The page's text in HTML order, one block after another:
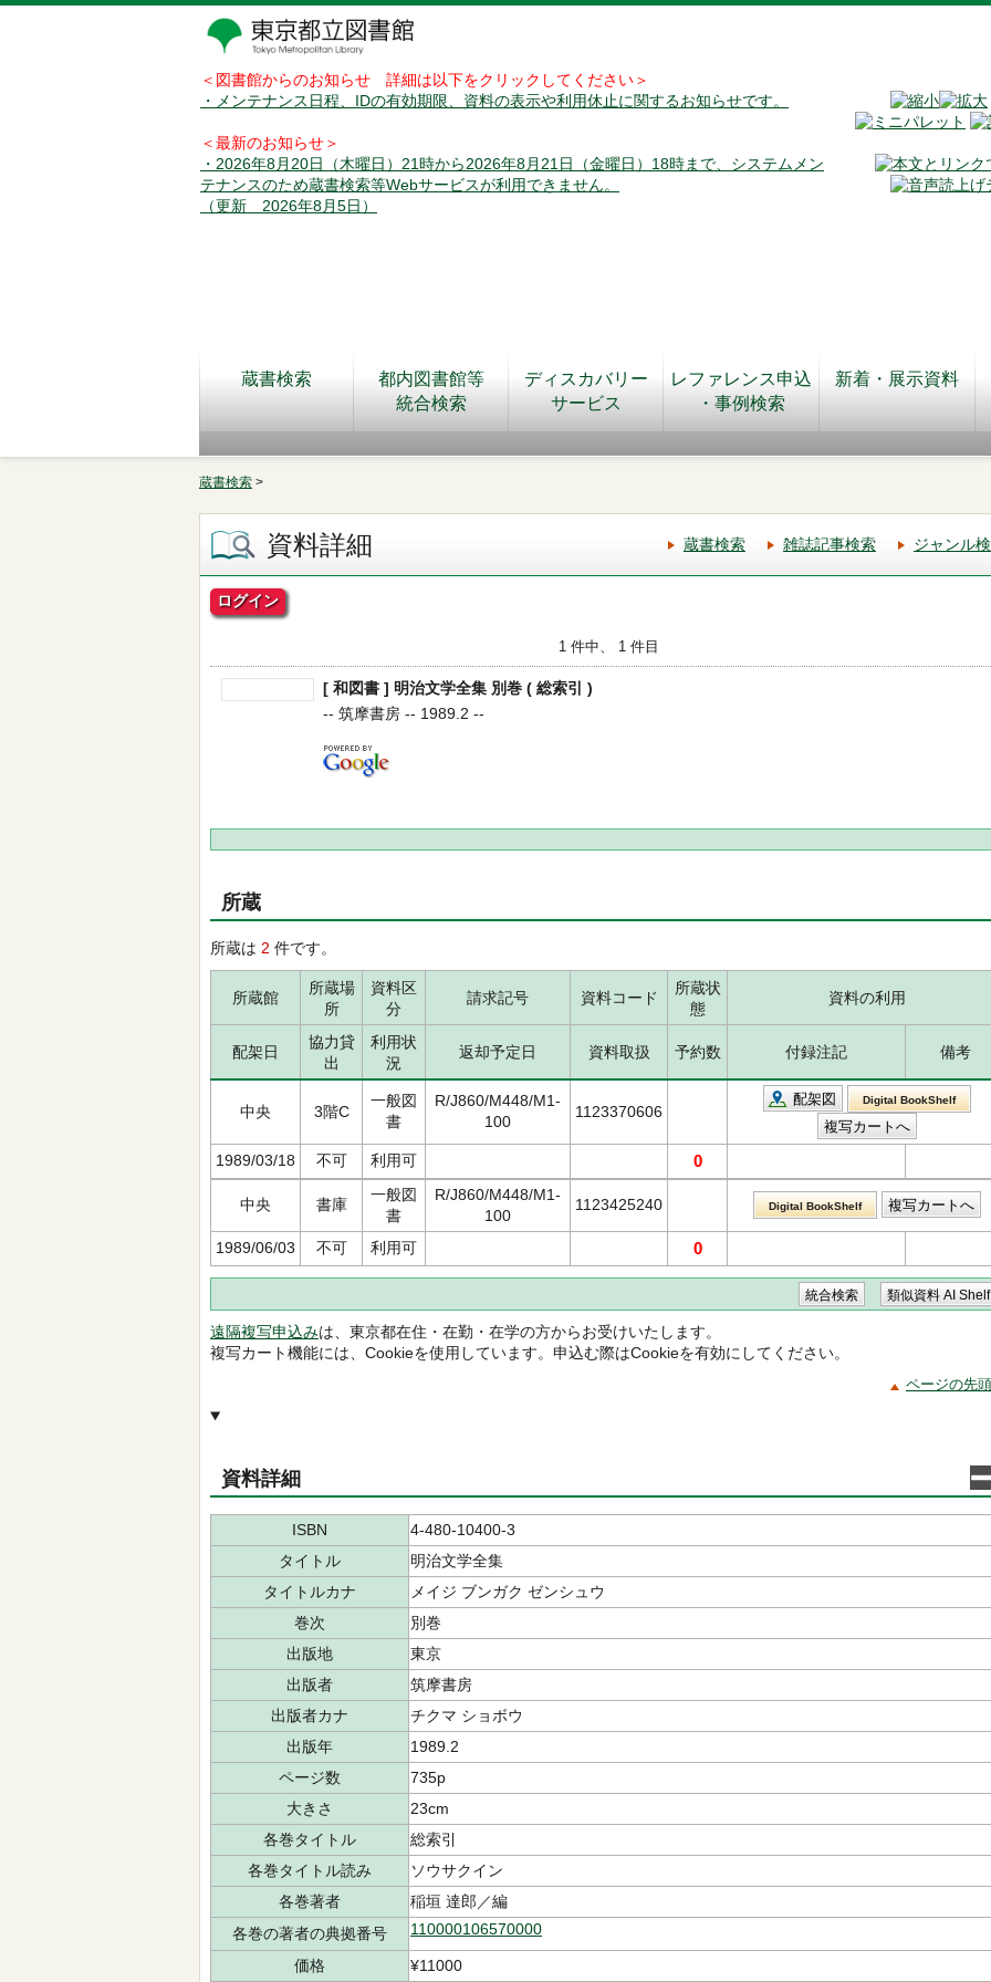
＜図書館からのお知らせ 詳細は以下をクリックしてください＞
・メンテナンス日程、IDの有効期限、資料の表示や利用休止に関するお知らせです。
＜最新のお知らせ＞
・2026年8月20日（木曜日）21時から2026年8月21日（金曜日）18時まで、システムメン
テナンスのため蔵書検索等Webサービスが利用できません。
（更新 2026年8月5日）
蔵書検索
都内図書館等
統合検索
ディスカバリー
サービス
レファレンス申込
・事例検索
新着・展示資料
蔵書検索 >
資料詳細 蔵書検索 雑誌記事検索 ジャンル
ログイン
1 件中、 1 件目
[ 和図書 ] 明治文学全集 別巻 ( 総索引 )
-- 筑摩書房 -- 1989.2 --
所蔵
所蔵は 2 件です。
所蔵館
所蔵場
所
資料区
分
請求記号 資料コード
所蔵状
態
資料の利用
配架日
協力貸
出
利用状
況
返却予定日 資料取扱 予約数 付録注記 備考
中央 3階C
一般図
書
R/J860/M448/M1-
100
1123370606
配架図 Digital BookShelf
1989/03/18 不可 利用可 0
中央 書庫
一般図
書
R/J860/M448/M1-
100
1123425240 Digital BookShelf
1989/06/03 不可 利用可 0
遠隔複写申込みは、東京都在住・在勤・在学の方からお受けいたします。
複写カート機能には、Cookieを使用しています。申込む際はCookieを有効にしてください。
ページの先
資料詳細
ISBN
4-480-10400-3
タイトル
明治文学全集
タイトルカナ
メイジ ブンガク ゼンシュウ
巻次
別巻
出版地
東京
出版者
筑摩書房
出版者カナ
チクマ ショボウ
出版年
1989.2
ページ数
735p
大きさ
23cm
各巻タイトル
総索引
各巻タイトル読み
ソウサクイン
各巻著者
稲垣 達郎／編
各巻の著者の典拠番号
110000106570000
価格 ¥11000